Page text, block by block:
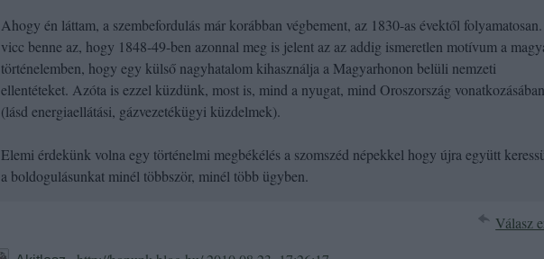
Ahogy én láttam, a szembefordulás már korábban végbement, az 1830-as évektől
vicc benne az, hogy 1848-49-ben azonnal meg is jelent az az addig ismeretlen motívum a
történelemben, hogy egy külső nagyhatalom kihasználja a Magyarhonon belüli nemzeti
ellentéteket. Azóta is ezzel küzdünk, most is, mind a nyugat, mind Oroszország vonatkozásában
(lásd energiaellátási, gázvezetékügyi küzdelmek).
Elemi érdekünk volna egy történelmi megbékélés a szomszéd népekkel hogy újra együtt
a boldogulásunkat minél többször, minél több ügyben.
Válasz